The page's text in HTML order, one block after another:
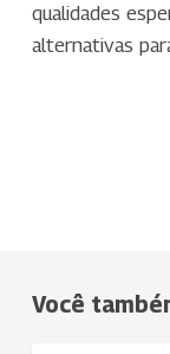
qualidades
alternativas
Você